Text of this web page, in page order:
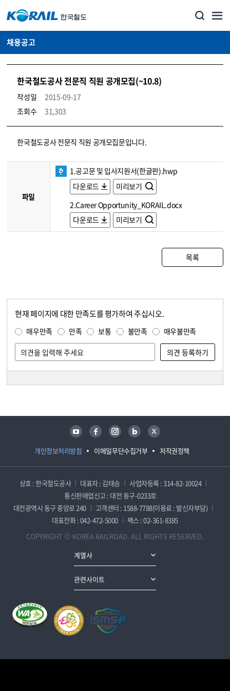
채용공고
한국철도공사 전문직 직원 공개모집(~10.8)
작성일
2015-09-17
조회수
31,303
코레일소개_경영공시_채용공고 상세보기 – 내용, 파일, 담당자 연락처로 구성
한국철도공사 전문직 직원 공개모집문입니다.
파일
1.공고문 및 입사지원서(한글판).hwp
다운로드
미리보기
2.Career Opportunity_KORAIL.docx
다운로드
미리보기
목록
현재 페이지에 대한 만족도를 평가하여 주십시오.
매우만족 만족 보통 불만족 매우불만족
개인정보처리방침 이메일무단수집거부 저작권정책
유튜브 페이스북 인스타그램 블로그 트위터
상호 : 한국철도공사 대표자 : 김태승
사업자등록 : 314-82-10024
통신판매업신고 : 대전 동구-0233호
대전광역시 동구 중앙로 240
고객센터 : 1588-7788(이용료 : 발신자부담)
대표전화 : 042-472-5000
팩스 : 02-361-8385
COPYRIGHT ⓒ KOREA RAILROAD. ALL RIGHTS RESERVED.
계열사
관련사이트